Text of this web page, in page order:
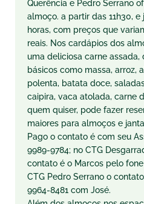
Querência e Pedro Serrano
almoço. a partir das 11h30,
horas, com preços que
reais. Nos cardápios dos
uma deliciosa carne
básicos como massa, arroz,
polenta, batata doce,
caipira, vaca atolada, carne
quem quiser, pode fazer
maiores para almoços e
Pago o contato é com seu
9989-9784; no CTG
contato é o Marcos pelo fone
CTG Pedro Serrano o
9964-8481 com José.